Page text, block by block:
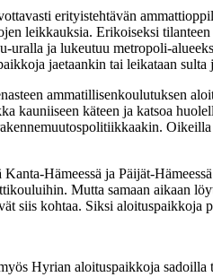
erityistehtävän
leikkauksia. Erikoiseksi
uralla ja lukeutuu metropoli-
jaetaankin tai leikataan sulta
ammatillisenkoulutuksen
kauniiseen käteen ja katsoa
Kanta-Hämeessä ja Päijät-
Mutta samaan aikaan
siis kohtaa. Siksi aloituspaikkoja
Hyrian aloituspaikkoja